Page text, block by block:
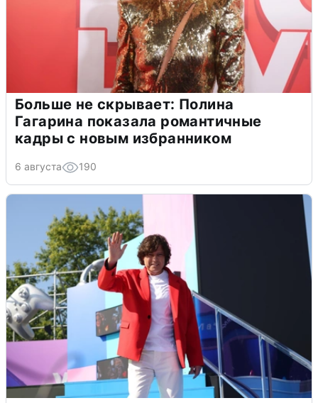
Больше не скрывает: Полина
Гагарина показала романтичные
кадры с новым избранником
6 августа 190